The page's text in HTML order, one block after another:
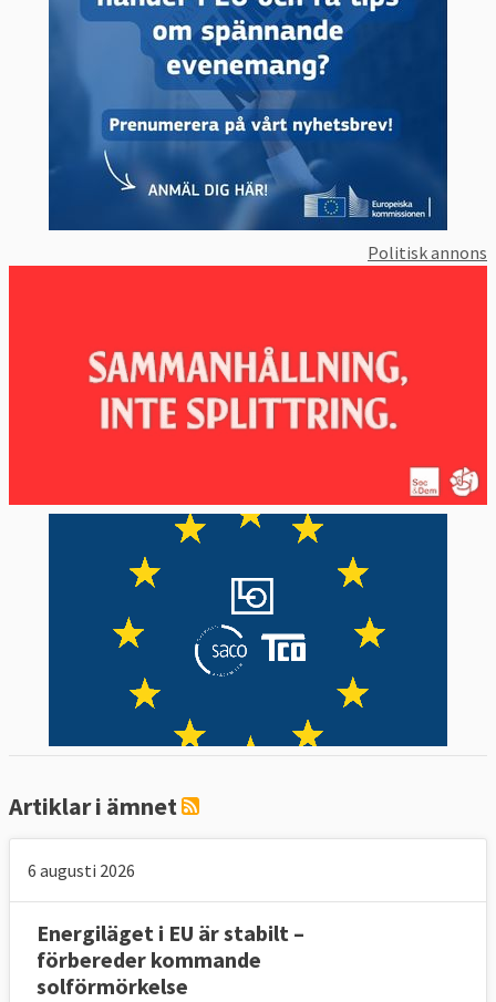
Politisk annons
Artiklar i ämnet
6 augusti 2026
Energiläget i EU är stabilt –
förbereder kommande
solförmörkelse